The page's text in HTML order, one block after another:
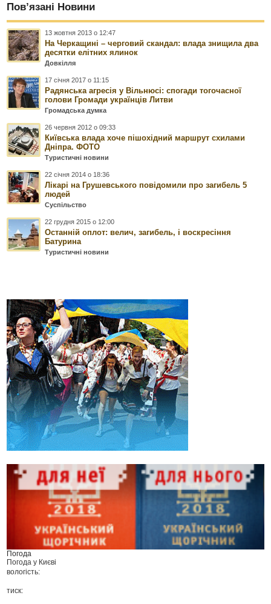
Пов’язані Новини
13 жовтня 2013 о 12:47
На Черкащині – черговий скандал: влада знищила два
десятки елітних ялинок
Довкілля
17 січня 2017 о 11:15
Радянська агресія у Вільнюсі: спогади тогочасної
голови Громади українців Литви
Громадська думка
26 червня 2012 о 09:33
Київська влада хоче пішохідний маршрут схилами
Дніпра. ФОТО
Туристичні новини
22 січня 2014 о 18:36
Лікарі на Грушевського повідомили про загибель 5
людей
Суспільство
22 грудня 2015 о 12:00
Останній оплот: велич, загибель, і воскресіння
Батурина
Туристичні новини
Погода
Погода у Києві
вологість:
тиск: